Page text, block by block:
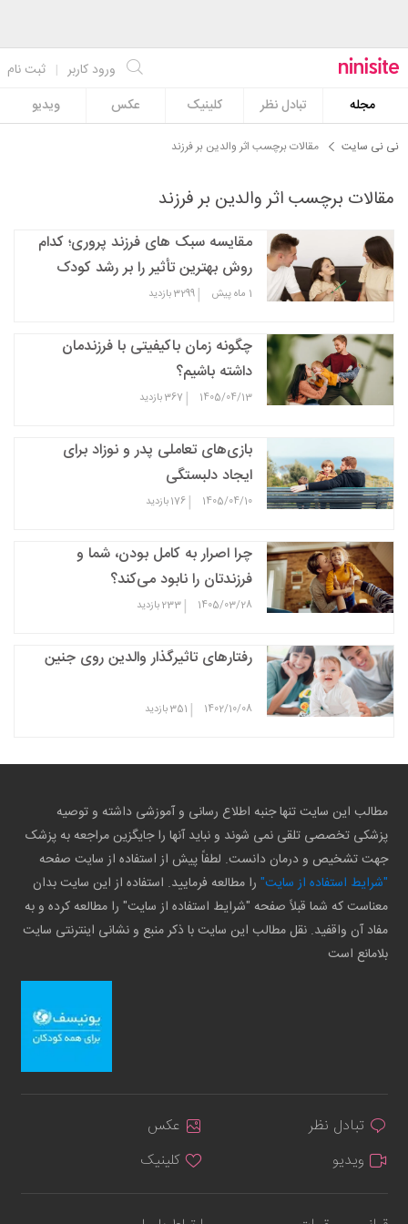
ثبت نام | ورود کاربر
مجله
تبادل نظر کلینیک عکس ویدیو
نی نی سایت مقالات برچسب اثر والدین بر فرزند
مقالات برچسب اثر والدین بر فرزند
مقایسه سبک های فرزند پروری؛ کدام
روش بهترین تأثیر را بر رشد کودک
دارد؟1 ماه پیش |
3299بازدید
چگونه زمان باکیفیتی با فرزندمان
داشته باشیم؟
1405/04/13
|
367بازدید
بازی‌های تعاملی پدر و نوزاد برای
ایجاد دلبستگی
1405/04/10
|
176بازدید
چرا اصرار به کامل بودن، شما و
فرزندتان را نابود می‌کند؟
1405/03/28
|
233بازدید
رفتارهای تاثیرگذار والدین روی جنین
1402/10/08
|
351بازدید
مطالب این سایت تنها جنبه اطلاع رسانی و آموزشی داشته و توصیه
پزشکی تخصصی تلقی نمی شوند و نباید آنها را جایگزین مراجعه به پزشک
جهت تشخیص و درمان دانست. لطفاً پیش از استفاده از سایت صفحه
"شرایط استفاده از سایت" را مطالعه فرمایید. استفاده از این سایت بدان
معناست که شما قبلاً صفحه "شرایط استفاده از سایت" را مطالعه کرده و به
مفاد آن واقفید. نقل مطالب این سایت با ذکر منبع و نشانی اینترنتی سایت
بلامانع است
تبادل نظر
عکس
ویدیو
کلینیک